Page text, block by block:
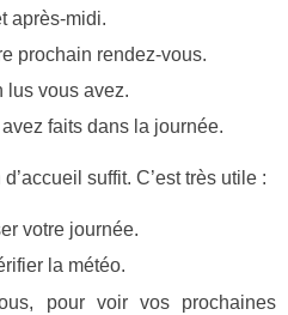
après-midi.
prochain rendez-vous.
lus vous avez.
faits dans la journée.
suffit. C’est très utile :
votre journée.
la météo.
pour voir vos prochaines